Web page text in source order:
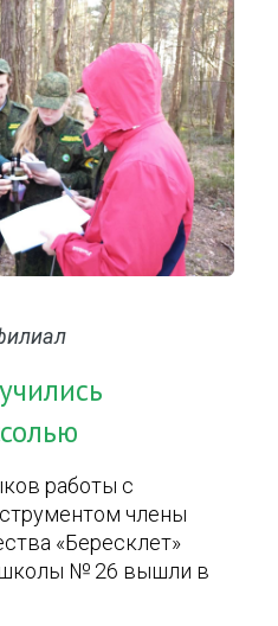
работы с
члены
«Бересклет»
школы № 26 вышли в